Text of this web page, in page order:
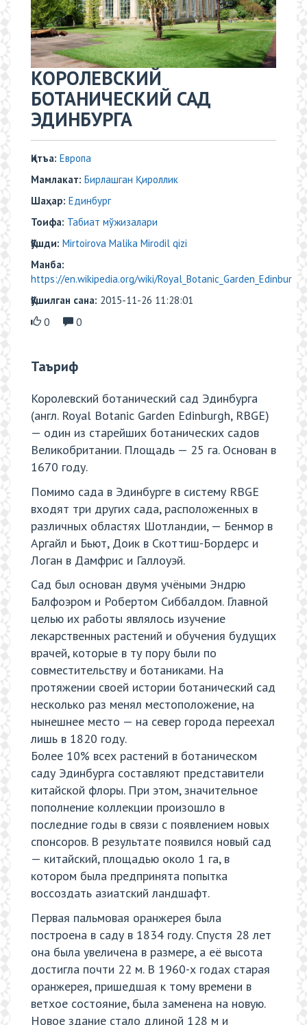
КОРОЛЕВСКИЙ
БОТАНИЧЕСКИЙ САД
ЭДИНБУРГА
Қитъа: Европа
Мамлакат: Бирлашган Қироллик
Шаҳар: Eдинбург
Тоифа: Табиат мўжизалари
Қўшди: Mirtoirova Malika Mirodil qizi
Манба:
https://en.wikipedia.org/wiki/Royal_Botanic_Garden_Edinbur
Қўшилган сана: 2015-11-26 11:28:01
0
0
Таъриф
Королевский ботанический сад Эдинбурга
(англ. Royal Botanic Garden Edinburgh, RBGE)
— один из старейших ботанических садов
Великобритании. Площадь — 25 га. Основан в
1670 году.
Помимо сада в Эдинбурге в систему RBGE
входят три других сада, расположенных в
различных областях Шотландии, — Бенмор в
Аргайл и Бьют, Доик в Скоттиш-Бордерс и
Логан в Дамфрис и Галлоуэй.
Сад был основан двумя учёными Эндрю
Балфоэром и Робертом Сиббалдом. Главной
целью их работы являлось изучение
лекарственных растений и обучения будущих
врачей, которые в ту пору были по
совместительству и ботаниками. На
протяжении своей истории ботанический сад
несколько раз менял местоположение, на
нынешнее место — на север города переехал
лишь в 1820 году.
Более 10% всех растений в ботаническом
саду Эдинбурга составляют представители
китайской флоры. При этом, значительное
пополнение коллекции произошло в
последние годы в связи с появлением новых
спонсоров. В результате появился новый сад
— китайский, площадью около 1 га, в
котором была предпринята попытка
воссоздать азиатский ландшафт.
Первая пальмовая оранжерея была
построена в саду в 1834 году. Спустя 28 лет
она была увеличена в размере, а её высота
достигла почти 22 м. В 1960-х годах старая
оранжерея, пришедшая к тому времени в
ветхое состояние, была заменена на новую.
Новое здание стало длиной 128 м и